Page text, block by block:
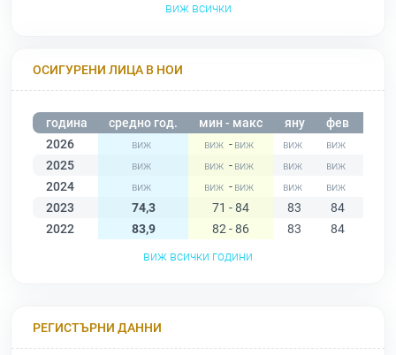
виж всички
ОСИГУРЕНИ ЛИЦА В НОИ
година средно год. мин - макс яну фев
2026
-
2025
-
2024
-
2023
74,3 71 - 84 83 84
2022
83,9 82 - 86 83 84
виж всички години
РЕГИСТЪРНИ ДАННИ